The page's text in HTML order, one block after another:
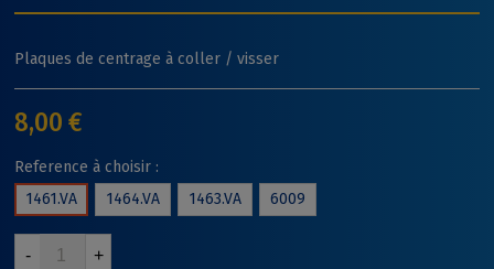
Plaques de centrage à coller / visser
8,00 €
Reference à choisir :
1461.VA
1464.VA 1463.VA 6009
- +